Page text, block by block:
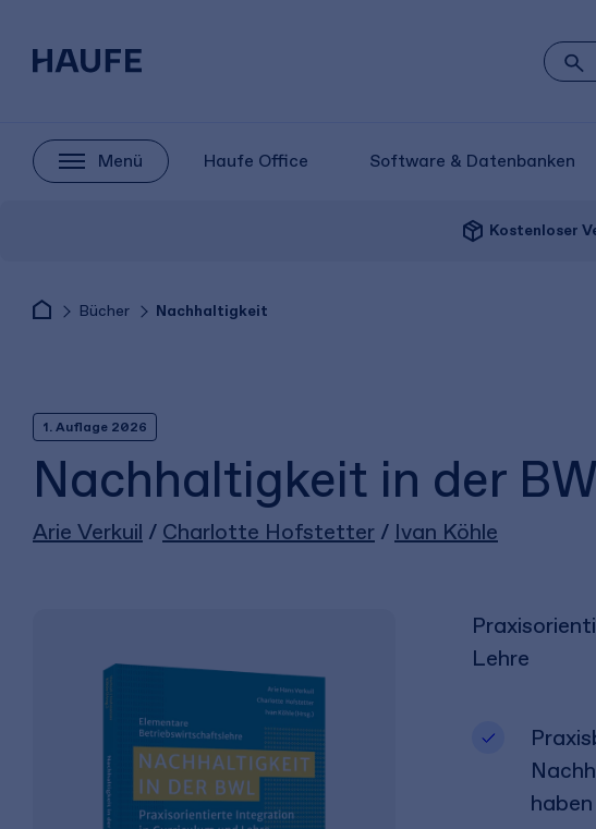
Menü Haufe Office Software & Datenbanken
package_2 Kostenloser
Bücher Nachhaltigkeit
1. Auflage 2026
Nachhaltigkeit in der
Arie Verkuil / Charlotte Hofstetter / Ivan Köhle
Lehre
haben